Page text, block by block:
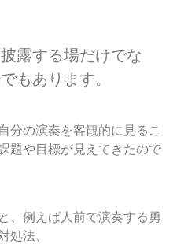
露する場だけでな
もあります。
分の演奏を客観的に見るこ
題や目標が見えてきたので
、例えば人前で演奏する勇
処法、